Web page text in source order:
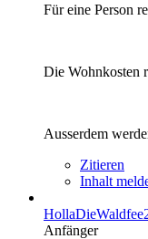
Für eine Person
Die Wohnkosten
Ausserdem
Zitieren
Inhalt
Anfänger